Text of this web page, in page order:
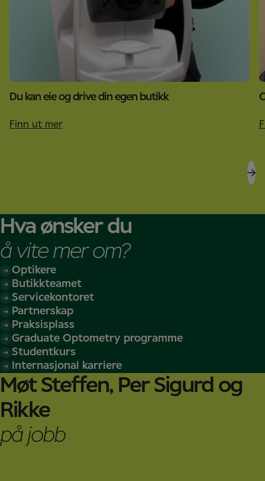
Du kan eie og drive din egen butikk
Finn ut mer
Hva ønsker du
å vite mer om?
Optikere
Butikkteamet
Servicekontoret
Partnerskap
Praksisplass
Graduate Optometry programme
Studentkurs
Internasjonal karriere
Møt Steffen, Per Sigurd og
Rikke
på jobb